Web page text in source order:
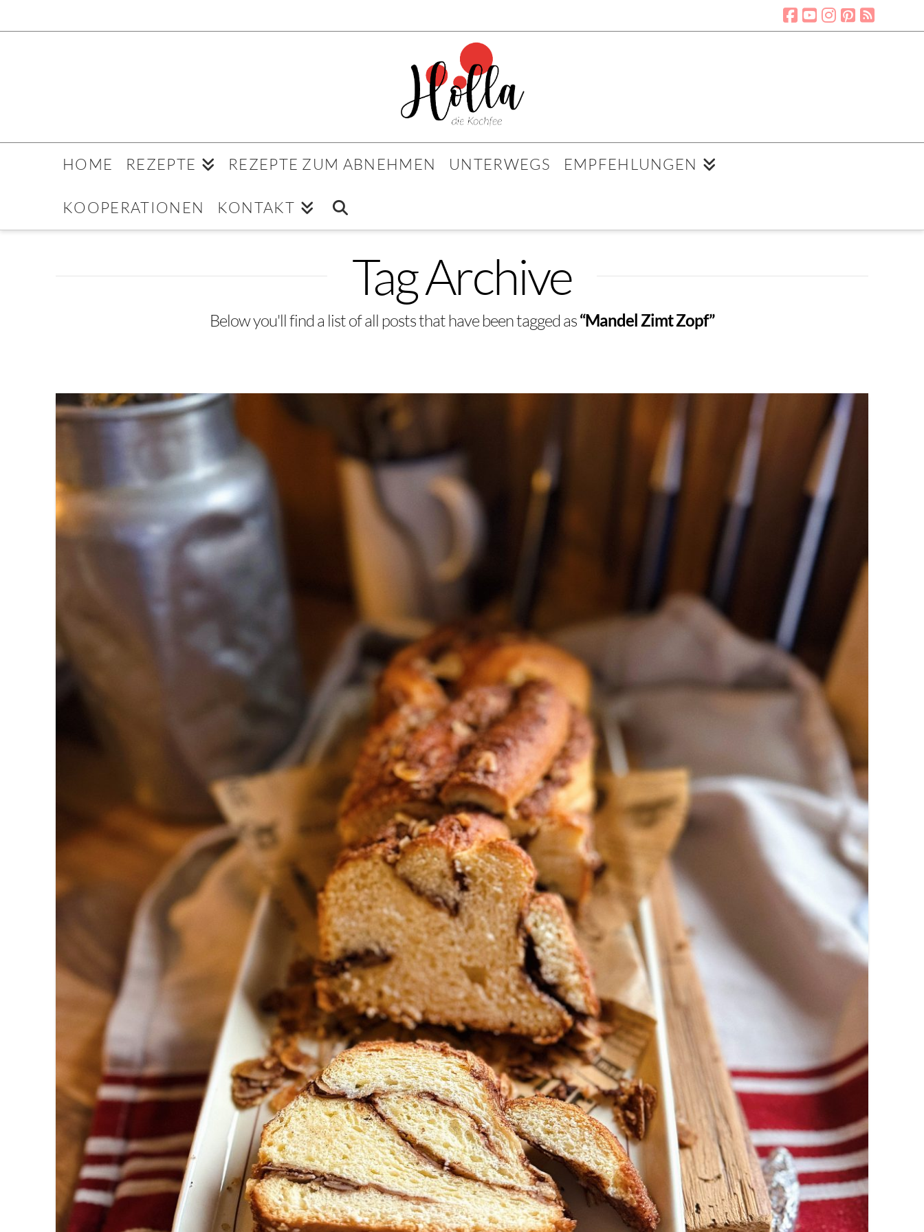
HOME REZEPTE REZEPTE ZUM ABNEHMEN UNTERWEGS EMPFEHLUNGEN
KOOPERATIONEN KONTAKT
Tag Archive
Below you'll find a list of all posts that have been tagged as“Mandel Zimt Zopf”